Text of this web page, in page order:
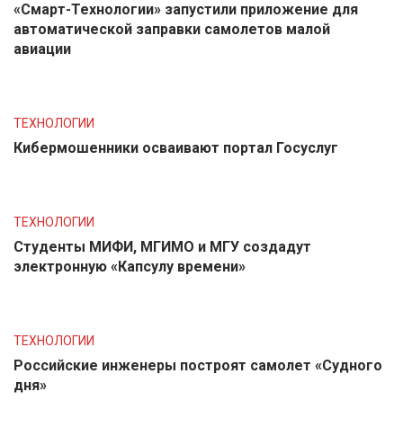
«Смарт-Технологии» запустили приложение для
автоматической заправки самолетов малой
авиации
ТЕХНОЛОГИИ
Кибермошенники осваивают портал Госуслуг
ТЕХНОЛОГИИ
Студенты МИФИ, МГИМО и МГУ создадут
электронную «Капсулу времени»
ТЕХНОЛОГИИ
Российские инженеры построят самолет «Судного
дня»